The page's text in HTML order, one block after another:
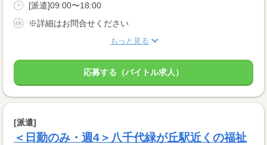
[派遣]09:00〜18:00
※詳細はお問合せください
もっと見る
応募する（バイトル求人）
[派遣]
＜日勤のみ・週4＞八千代緑が丘駅近くの福祉